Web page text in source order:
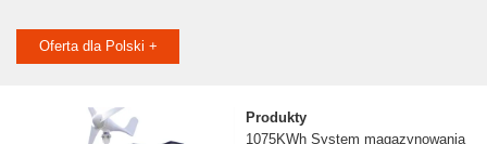
Oferta dla Polski +
Produkty
1075KWh System magazynowania